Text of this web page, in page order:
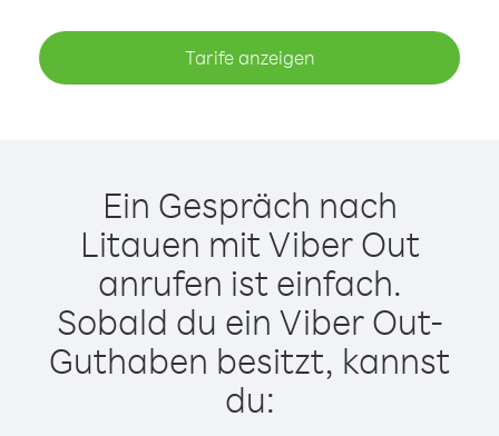
Tarife anzeigen
Ein Gespräch nach
Litauen mit Viber Out
anrufen ist einfach.
Sobald du ein Viber Out-
Guthaben besitzt, kannst
du: